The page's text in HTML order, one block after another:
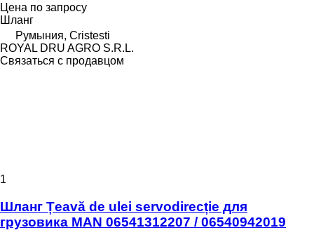
Цена по запросу
Шланг
Румыния, Cristesti
ROYAL DRU AGRO S.R.L.
Связаться с продавцом
1
Шланг Țeavă de ulei servodirecție для
грузовика MAN 06541312207 / 06540942019